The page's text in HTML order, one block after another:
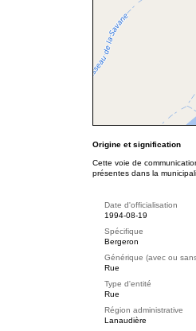
Origine et signification
Cette voie de
présentes dans la
Date d'officialisation
1994-08-19
Spécifique
Bergeron
Générique (avec ou
Rue
Type d'entité
Rue
Région administrative
Lanaudière